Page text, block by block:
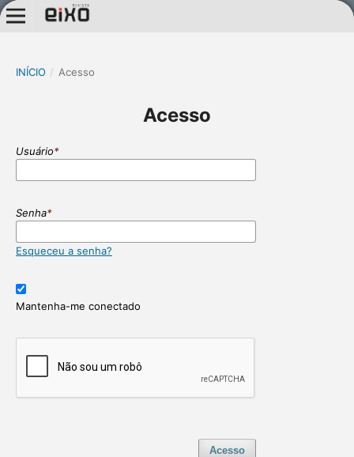
INÍCIO / Acesso
Acesso
Usuário*
Senha*
Esqueceu a senha?
Mantenha-me conectado
Acesso